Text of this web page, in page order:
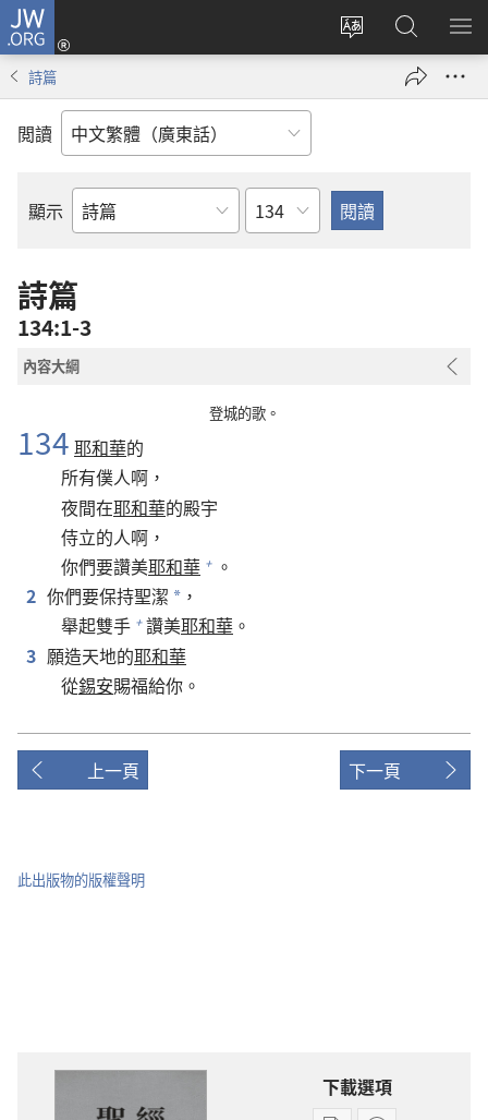
JW.ORG
更
登
錄
（開
搜
尋
JW.ORG
顯
詩篇
閲讀
顯示
聖
經
卷
章
詩篇
134:1-3
內容大綱
登城的歌。
134 耶和華的
所有僕人啊，
夜間在耶和華的殿宇
侍立的人啊，
你們要讚美耶和華 + 。
2 你們要保持聖潔 * ，
舉起雙手 + 讚美耶和華 。
3 願造天地的耶和華
從錫安賜福給你。
上一頁 下一頁
此出版物的版權聲明
下載選項